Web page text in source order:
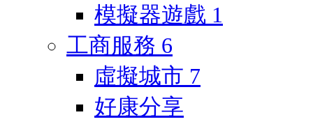
模擬器遊戲 1
工商服務 6
虛擬城市 7
好康分享